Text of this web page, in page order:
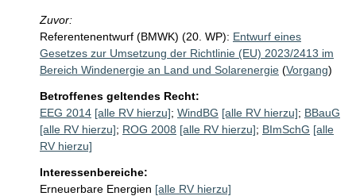
Zuvor:
Referentenentwurf (BMWK) (20. WP): Entwurf eines
Gesetzes zur Umsetzung der Richtlinie (EU) 2023/2413 im
Bereich Windenergie an Land und Solarenergie (Vorgang)
Betroffenes geltendes Recht:
EEG 2014 [alle RV hierzu]; WindBG [alle RV hierzu]; BBauG
[alle RV hierzu]; ROG 2008 [alle RV hierzu]; BImSchG [alle
RV hierzu]
Interessenbereiche:
Erneuerbare Energien [alle RV hierzu]